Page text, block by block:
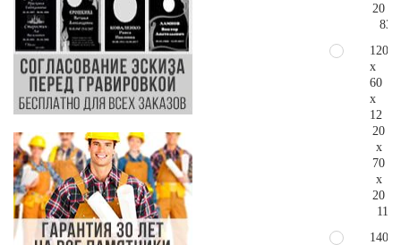
20
120
x
60
x
12
20
x
70
x
20
140